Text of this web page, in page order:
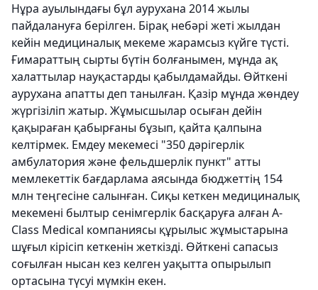
Нұра ауылындағы бұл аурухана 2014 жылы
пайдалануға берілген. Бірақ небәрі жеті жылдан
кейін медициналық мекеме жарамсыз күйге түсті.
Ғимараттың сырты бүтін болғанымен, мұнда ақ
халаттылар науқастарды қабылдамайды. Өйткені
аурухана апатты деп танылған. Қазір мұнда жөндеу
жүргізіліп жатыр. Жұмысшылар осыған дейін
қақыраған қабырғаны бұзып, қайта қалпына
келтірмек. Емдеу мекемесі "350 дәрігерлік
амбулатория және фельдшерлік пункт" атты
мемлекеттік бағдарлама аясында бюджеттің 154
млн теңгесіне салынған. Сиқы кеткен медициналық
мекемені былтыр сенімгерлік басқаруға алған А-
Сlass Мedical компаниясы құрылыс жұмыстарына
шұғыл кірісіп кеткенін жеткізді. Өйткені сапасыз
соғылған нысан кез келген уақытта опырылып
ортасына түсуі мүмкін екен.